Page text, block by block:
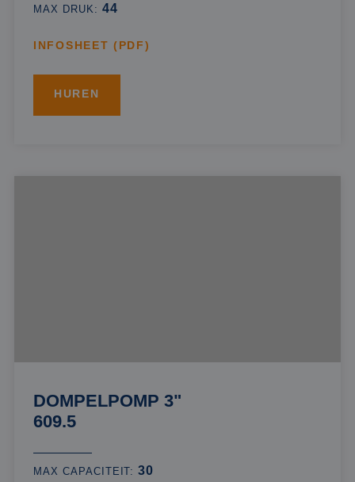
MAX DRUK: 44
INFOSHEET (PDF)
HUREN
DOMPELPOMP 3"
609.5
MAX CAPACITEIT:30